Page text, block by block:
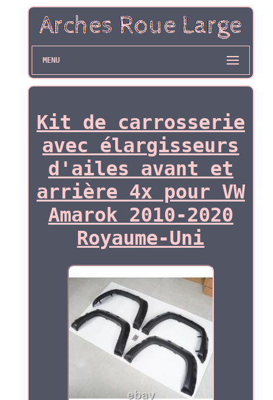
MENU
Kit de carrosserie
avec élargisseurs
d'ailes avant et
arrière 4x pour VW
Amarok 2010-2020
Royaume-Uni